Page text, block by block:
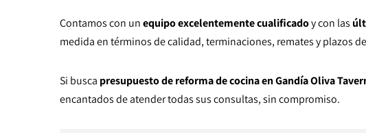
Contamos con unequipo excelentemente cualificadoy con las
medida en términos de calidad, terminaciones, remates y plazos
Si busca presupuesto de reforma de cocina en Gandía Oliva
encantados de atender todas sus consultas, sin compromiso.